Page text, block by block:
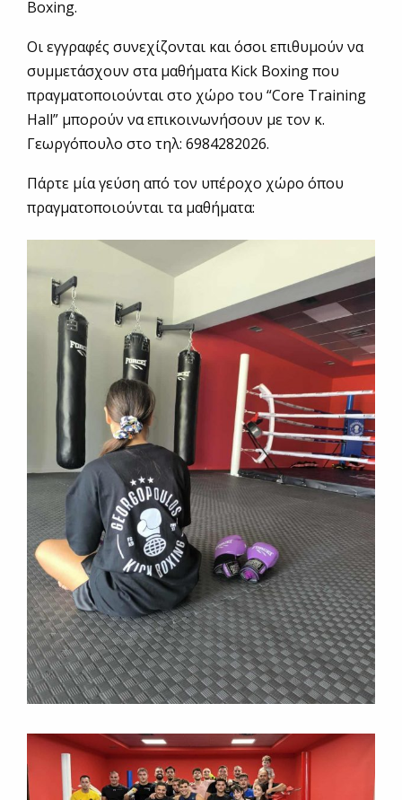
Boxing.
Oι εγγραφές συνεχίζονται και όσοι επιθυμούν να
συμμετάσχουν στα μαθήματα Kick Boxing που
πραγματοποιούνται στο χώρο του “Core Training
Hall” μπορούν να επικοινωνήσουν με τον κ.
Γεωργόπουλο στο τηλ: 6984282026.
Πάρτε μία γεύση από τον υπέροχο χώρο όπου
πραγματοποιούνται τα μαθήματα: